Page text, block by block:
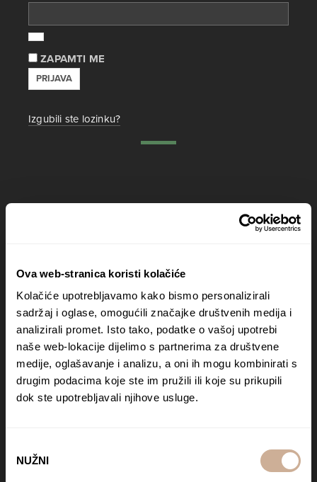
Ova web-stranica koristi kolačiće
Kolačiće upotrebljavamo kako bismo personalizirali
sadržaj i oglase, omogućili značajke društvenih medija i
analizirali promet. Isto tako, podatke o vašoj upotrebi
naše web-lokacije dijelimo s partnerima za društvene
medije, oglašavanje i analizu, a oni ih mogu kombinirati s
drugim podacima koje ste im pružili ili koje su prikupili
dok ste upotrebljavali njihove usluge.
pristanka
NUŽNI
ZAPAMTI ME
PRIJAVA
Izgubili ste lozinku?
podataka i koriste u svrhu slanja KEK
newslettera
PRATI NAS NA DRUŠTVENIM MREŽAMA
propusti novosti iz svijeta ekspedicionizma i